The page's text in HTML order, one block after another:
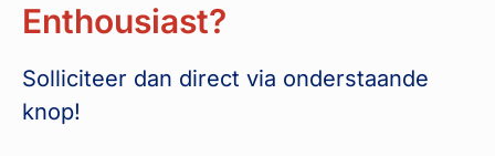
Enthousiast?
Solliciteer dan direct via onderstaande
knop!